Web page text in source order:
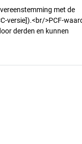
met de
versie]).<br/>PCF-
derden en kunnen